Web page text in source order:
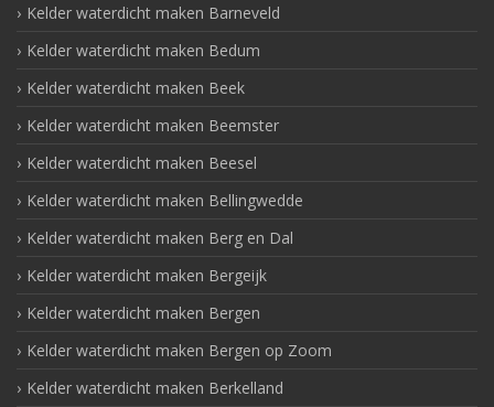
Kelder waterdicht maken Barneveld
Kelder waterdicht maken Bedum
Kelder waterdicht maken Beek
Kelder waterdicht maken Beemster
Kelder waterdicht maken Beesel
Kelder waterdicht maken Bellingwedde
Kelder waterdicht maken Berg en Dal
Kelder waterdicht maken Bergeijk
Kelder waterdicht maken Bergen
Kelder waterdicht maken Bergen op Zoom
Kelder waterdicht maken Berkelland